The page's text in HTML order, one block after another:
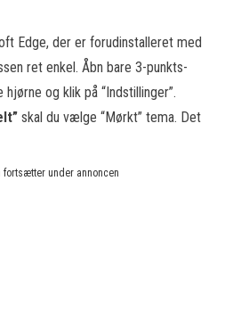
Edge, der er forudinstalleret med
ret enkel. Åbn bare 3-punkts-
og klik på “Indstillinger”.
skal du vælge “Mørkt” tema. Det
fortsætter under annoncen